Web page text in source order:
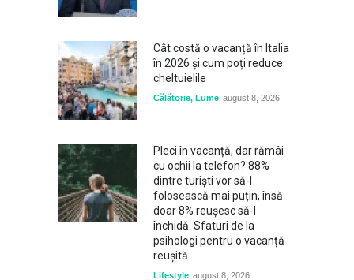
Cât costă o vacanță în Italia
în 2026 și cum poți reduce
cheltuielile
Călătorie, Lume august 8, 2026
Pleci în vacanță, dar rămâi
cu ochii la telefon? 88%
dintre turiști vor să-l
folosească mai puțin, însă
doar 8% reușesc să-l
închidă. Sfaturi de la
psihologi pentru o vacanță
reușită
Lifestyle august 8, 2026